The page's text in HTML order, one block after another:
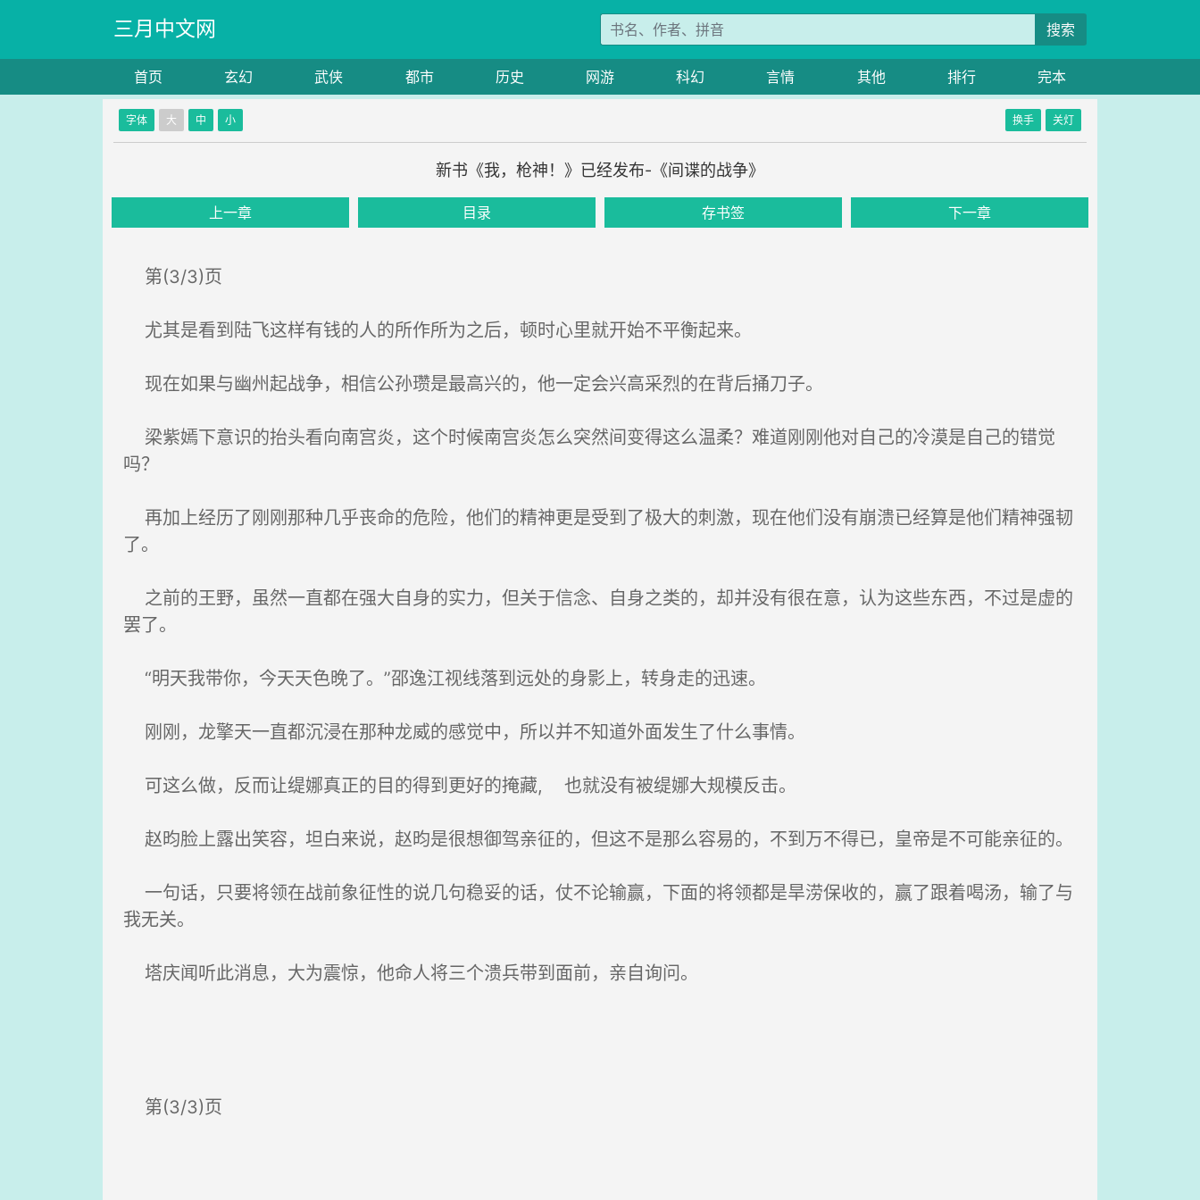
三月中文网 搜索
首页 玄幻 武侠 都市 历史 网游 科幻 言情 其他 排行 完本
字体 大 中 小 换手 关灯
新书《我，枪神！》已经发布-《间谍的战争》
上一章 目录 存书签 下一章
第(3/3)页
尤其是看到陆飞这样有钱的人的所作所为之后，顿时心里就开始不平衡起来。
现在如果与幽州起战争，相信公孙瓒是最高兴的，他一定会兴高采烈的在背后捅刀子。
梁紫嫣下意识的抬头看向南宫炎，这个时候南宫炎怎么突然间变得这么温柔？难道刚刚他对自己的冷漠是自己的错觉
吗？
再加上经历了刚刚那种几乎丧命的危险，他们的精神更是受到了极大的刺激，现在他们没有崩溃已经算是他们精神强韧
了。
之前的王野，虽然一直都在强大自身的实力，但关于信念、自身之类的，却并没有很在意，认为这些东西，不过是虚的
罢了。
“明天我带你，今天天色晚了。”邵逸江视线落到远处的身影上，转身走的迅速。
刚刚，龙擎天一直都沉浸在那种龙威的感觉中，所以并不知道外面发生了什么事情。
可这么做，反而让缇娜真正的目的得到更好的掩藏, 也就没有被缇娜大规模反击。
赵昀脸上露出笑容，坦白来说，赵昀是很想御驾亲征的，但这不是那么容易的，不到万不得已，皇帝是不可能亲征的。
一句话，只要将领在战前象征性的说几句稳妥的话，仗不论输赢，下面的将领都是旱涝保收的，赢了跟着喝汤，输了与
我无关。
塔庆闻听此消息，大为震惊，他命人将三个溃兵带到面前，亲自询问。
第(3/3)页